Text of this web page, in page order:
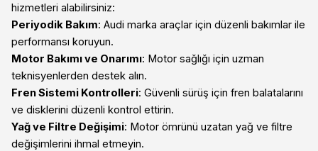
hizmetleri alabilirsiniz:
Periyodik Bakım: Audi marka araçlar için düzenli bakımlar ile
performansı koruyun.
Motor Bakımı ve Onarımı: Motor sağlığı için uzman
teknisyenlerden destek alın.
Fren Sistemi Kontrolleri: Güvenli sürüş için fren balatalarını
ve disklerini düzenli kontrol ettirin.
Yağ ve Filtre Değişimi: Motor ömrünü uzatan yağ ve filtre
değişimlerini ihmal etmeyin.